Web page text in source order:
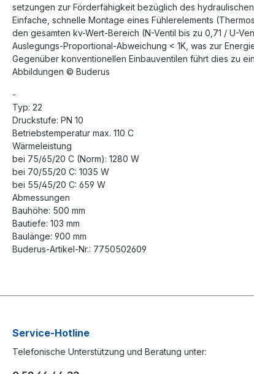
setzungen zur Förderfähigkeit bezüglich des
Einfache, schnelle Montage eines Fühlerelements
den gesamten kv-Wert-Bereich (N-Ventil bis zu 0,71 / U-
Auslegungs-Proportional-Abweichung < 1K, was zur
Gegenüber konventionellen Einbauventilen führt dies zu
Abbildungen © Buderus
-
Typ: 22
Druckstufe: PN 10
Betriebstemperatur max. 110 C
Wärmeleistung
bei 75/65/20 C (Norm): 1280 W
bei 70/55/20 C: 1035 W
bei 55/45/20 C: 659 W
Abmessungen
Bauhöhe: 500 mm
Bautiefe: 103 mm
Baulänge: 900 mm
Buderus-Artikel-Nr.: 7750502609
Service-Hotline
Telefonische Unterstützung und Beratung unter: